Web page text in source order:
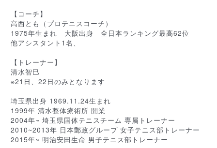
【コーチ】
高西とも（プロテニスコーチ）
1975年生まれ 大阪出身 全日本ランキング最高62位
他アシスタント1名、
【トレーナー】
清水智巳
※21日、22日のみとなります
埼玉県出身 1969.11.24生まれ
1999年 清水整体療術所 開業
2004年~ 埼玉県国体テニスチーム 専属トレーナー
2010~2013年 日本郵政グループ 女子テニス部トレーナー
2015年~ 明治安田生命 男子テニス部トレーナー